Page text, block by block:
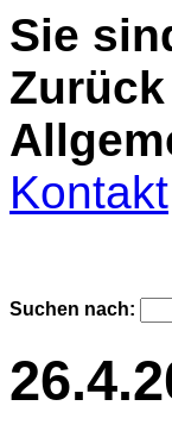
Sie
Kontakt
Suchen nach: